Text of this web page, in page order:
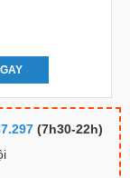
(7h30-22h)